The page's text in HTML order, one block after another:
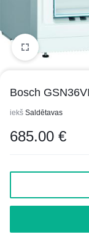
Bosch
iekš Saldētavas
685.00 €